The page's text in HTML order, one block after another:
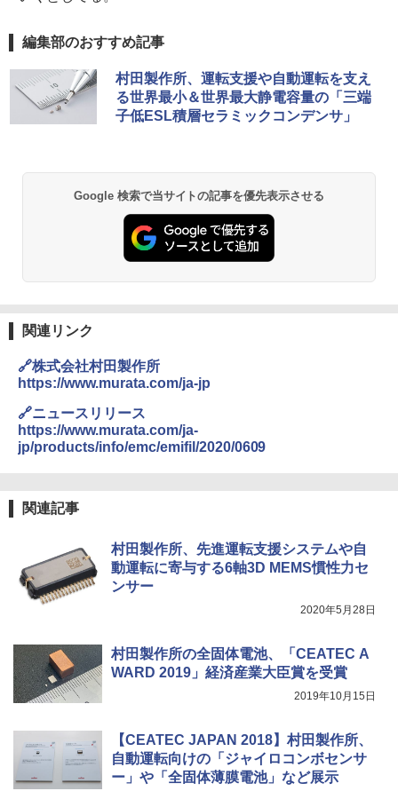
編集部のおすすめ記事
村田製作所、運転支援や自動運転を支え
る世界最小＆世界最大静電容量の「三端
子低ESL積層セラミックコンデンサ」
Google 検索で当サイトの記事を優先表示させる
関連リンク
🔗株式会社村田製作所
https://www.murata.com/ja-jp
🔗ニュースリリース
https://www.murata.com/ja-
jp/products/info/emc/emifil/2020/0609
関連記事
村田製作所、先進運転支援システムや自
動運転に寄与する6軸3D MEMS慣性力セ
ンサー
2020年5月28日
村田製作所の全固体電池、「CEATEC A
WARD 2019」経済産業大臣賞を受賞
2019年10月15日
【CEATEC JAPAN 2018】村田製作所、
自動運転向けの「ジャイロコンボセンサ
ー」や「全固体薄膜電池」など展示